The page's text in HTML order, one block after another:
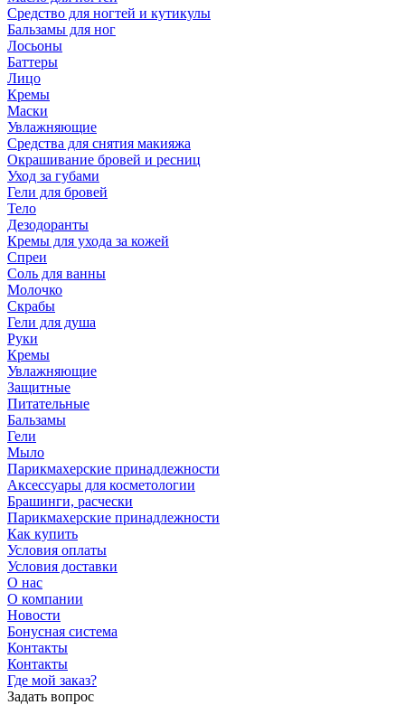
Средство для ногтей и кутикулы
Бальзамы для ног
Лосьоны
Баттеры
Лицо
Кремы
Маски
Увлажняющие
Средства для снятия макияжа
Окрашивание бровей и ресниц
Уход за губами
Гели для бровей
Тело
Дезодоранты
Кремы для ухода за кожей
Спреи
Соль для ванны
Молочко
Скрабы
Гели для душа
Руки
Кремы
Увлажняющие
Защитные
Питательные
Бальзамы
Гели
Мыло
Парикмахерские принадлежности
Аксессуары для косметологии
Брашинги, расчески
Парикмахерские принадлежности
Как купить
Условия оплаты
Условия доставки
О нас
О компании
Новости
Бонусная система
Контакты
Контакты
Где мой заказ?
Задать вопрос